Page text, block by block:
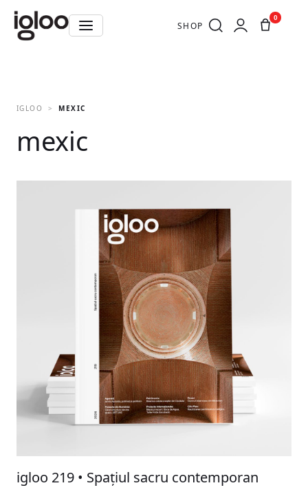
SHOP
0
IGLOO MEXIC
mexic
igloo 219 • Spațiul sacru contemporan